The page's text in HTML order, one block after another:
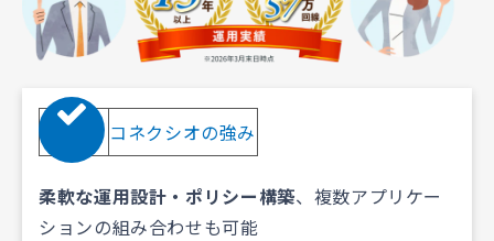
01 コネクシオの強み
柔軟な運用設計・ポリシー構築、複数アプリケー
ションの組み合わせも可能